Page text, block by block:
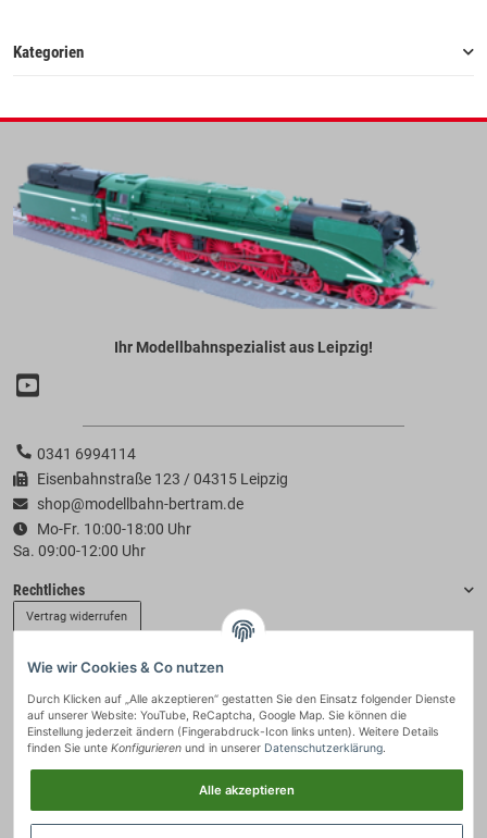
Kategorien
Ihr Modellbahnspezialist aus Leipzig!
0341 6994114
Eisenbahnstraße 123 / 04315 Leipzig
shop@modellbahn-bertram.de
Mo-Fr. 10:00-18:00 Uhr
Sa. 09:00-12:00 Uhr
Rechtliches
Vertrag widerrufen
Zahlung & Versand
Wie wir Cookies & Co nutzen
Durch Klicken auf „Alle akzeptieren“ gestatten Sie den Einsatz folgender Dienste
auf unserer Website: YouTube, ReCaptcha, Google Map. Sie können die
Einstellung jederzeit ändern (Fingerabdruck-Icon links unten). Weitere Details
finden Sie unte Konfigurieren und in unserer Datenschutzerklärung.
Alle akzeptieren